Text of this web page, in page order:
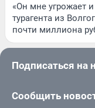
«Он мне угрожает
турагента из
почти миллиона
Подписаться на
Сообщить